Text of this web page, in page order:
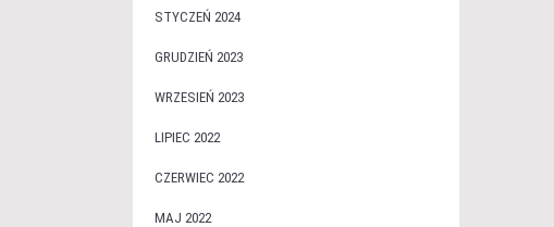
STYCZEŃ 2024
GRUDZIEŃ 2023
WRZESIEŃ 2023
LIPIEC 2022
CZERWIEC 2022
MAJ 2022